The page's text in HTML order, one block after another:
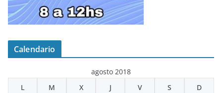
Calendario
agosto 2018
L
M X J V S D